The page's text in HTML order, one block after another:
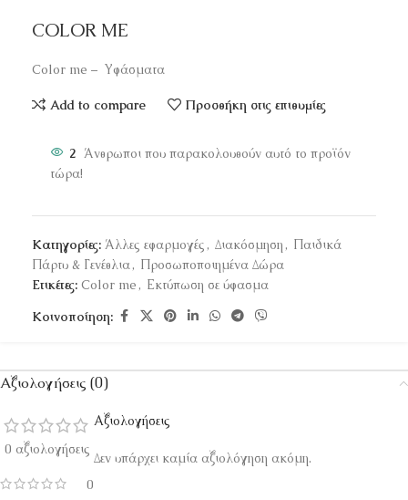
COLOR ME
Color me – Υφάσματα
Add to compare Προσθήκη στις επιθυμίες
2 Άνθρωποι που παρακολουθούν αυτό το προϊόν
τώρα!
Κατηγορίες: Άλλες εφαρμογές , Διακόσμηση , Παιδικά
Πάρτυ & Γενέθλια, Προσωποποιημένα Δώρα
Ετικέτες: Color me , Εκτύπωση σε ύφασμα
Κοινοποίηση:
Αξιολογήσεις (0)
0 αξιολογήσεις
0
Αξιολογήσεις
Δεν υπάρχει καμία αξιολόγηση ακόμη.